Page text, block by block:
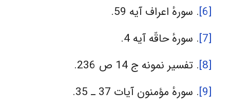
[6]
. سورهٔ اعراف آیه 59.
[7]
. سورهٔ حاقّه آیه 4.
[8]
. تفسیر نمونه ج 14 ص 236.
[9]
. سورهٔ مؤمنون آیات 37 ـ 35.